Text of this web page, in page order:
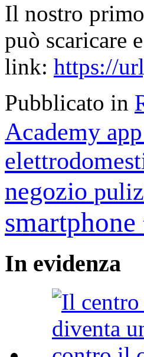
Il nostro
può scaricare
link: https://
Pubblicato in
Academy app
negozio
smartphone
In evidenza